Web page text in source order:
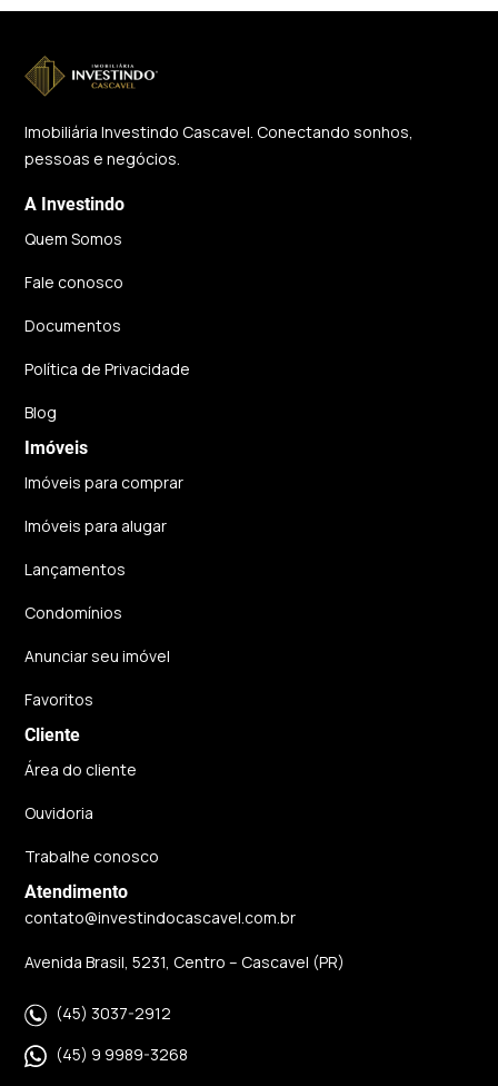
Imobiliária Investindo Cascavel. Conectando sonhos,
pessoas e negócios.
A Investindo
Quem Somos
Fale conosco
Documentos
Política de Privacidade
Blog
Imóveis
Imóveis para comprar
Imóveis para alugar
Lançamentos
Condomínios
Anunciar seu imóvel
Favoritos
Cliente
Área do cliente
Ouvidoria
Trabalhe conosco
Atendimento
contato@investindocascavel.com.br
Avenida Brasil, 5231, Centro – Cascavel (PR)
(45) 3037-2912
(45) 9 9989-3268